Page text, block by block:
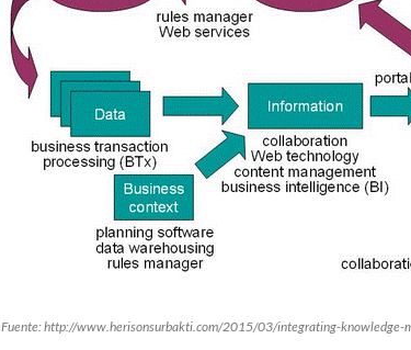
Fuente: http://www.herisonsurbakti.com/2015/03/integrating-knowledge-